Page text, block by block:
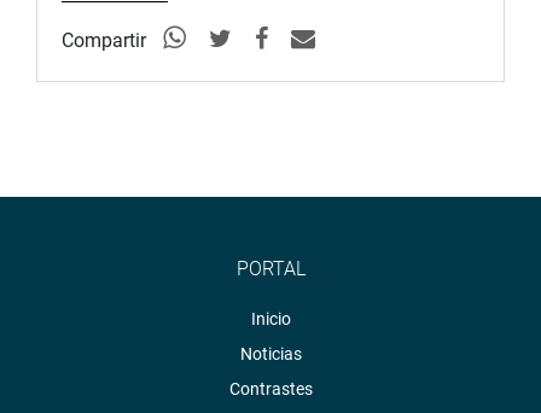
Compartir
PORTAL
Inicio
Noticias
Contrastes